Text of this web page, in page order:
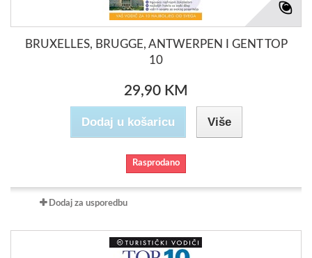
BRUXELLES, BRUGGE, ANTWERPEN I GENT TOP
10
29,90 KM
Dodaj u košaricu Više
Rasprodano
Dodaj za usporedbu